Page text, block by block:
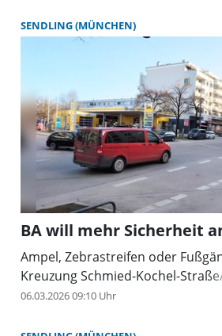
SENDLING (MÜNCHEN)
BA will mehr Sicherheit
Ampel, Zebrastreifen oder
Kreuzung Schmied-Kochel-
06.03.2026 09:10 Uhr